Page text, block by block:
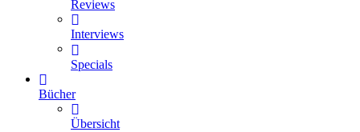
Reviews
Interviews
Specials
Bücher
Übersicht